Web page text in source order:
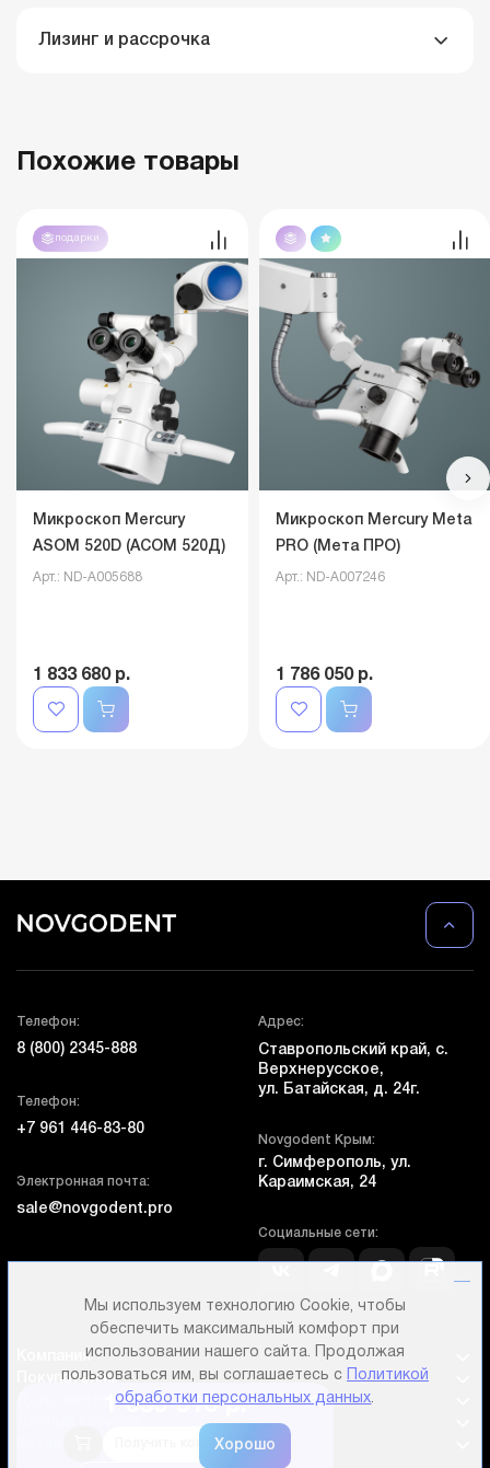
1 689 610 р.
Получить консультацию
Лизинг и рассрочка
Похожие товары
подарки
Микроскоп Mercury
ASOM 520D (АСОМ 520Д)
Арт.: ND-A005688
1 833 680 р.
Микроскоп Mercury Meta
PRO (Мета ПРО)
Арт.: ND-A007246
1 786 050 р.
Телефон:
8 (800) 2345-888
Телефон:
+7 961 446-83-80
Электронная почта:
sale@novgodent.pro
Адрес:
Ставропольский край, с.
Верхнерусское,
ул. Батайская, д. 24г.
Novgodent Крым:
г. Симферополь, ул.
Караимская, 24
Социальные сети:
Компания
Покупателям
Дополнительно
Мы используем технологию Cookie, чтобы
обеспечить максимальный комфорт при
использовании нашего сайта. Продолжая
пользоваться им, вы соглашаетесь с
Политикой
обработки персональных данных.